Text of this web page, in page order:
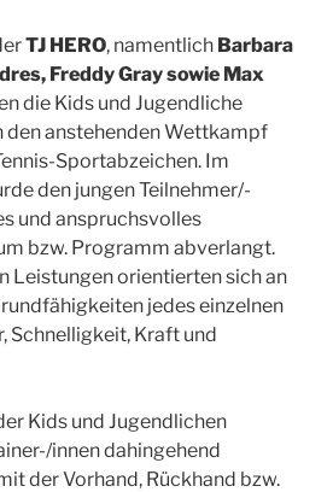
TJ HERO, namentlich Barbara
Freddy Gray sowie Max
die Kids und Jugendliche
den anstehenden Wettkampf
Sportabzeichen. Im
den jungen Teilnehmer/-
und anspruchsvolles
bzw. Programm abverlangt.
Leistungen orientierten sich an
jedes einzelnen
Schnelligkeit, Kraft und
Kids und Jugendlichen
innen dahingehend
der Vorhand, Rückhand bzw.